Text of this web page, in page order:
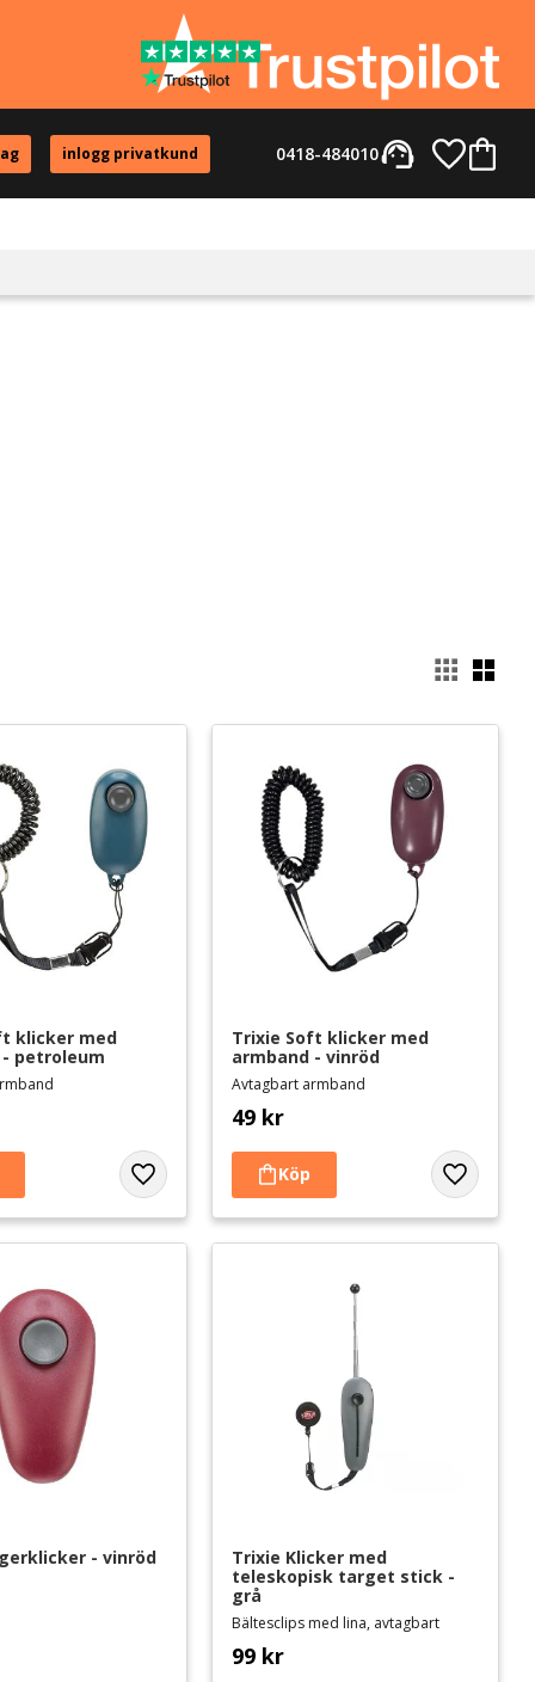
inlogg privatkund support_agent
0418-484010
klicker med
petroleum
Lägg till i favoriter
Trixie Soft klicker med
armband - vinröd
Avtagbart armband
49 kr
Lägg till i
- vinröd
Trixie Klicker med
teleskopisk target stick -
grå
Bältesclips med lina, avtagbart
99 kr